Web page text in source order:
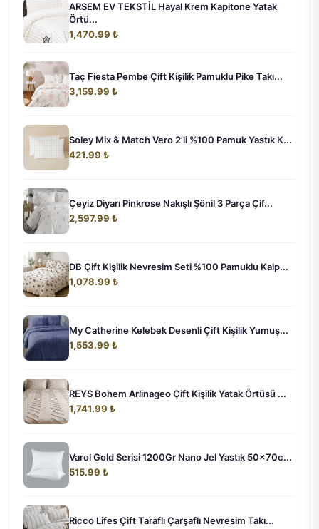
ARSEM EV TEKSTİL Hayal Krem Kapitone Yatak
Örtü...
1,470.99 ₺
Taç Fiesta Pembe Çift Kişilik Pamuklu Pike Takı...
3,159.99 ₺
Soley Mix & Match Vero 2’li %100 Pamuk Yastık K...
421.99 ₺
Çeyiz Diyarı Pinkrose Nakışlı Şönil 3 Parça Çif...
2,597.99 ₺
DB Çift Kişilik Nevresim Seti %100 Pamuklu Kalp...
1,078.99 ₺
My Catherine Kelebek Desenli Çift Kişilik Yumuş...
1,553.99 ₺
REYS Bohem Arlinageo Çift Kişilik Yatak Örtüsü ...
1,741.99 ₺
Varol Gold Serisi 1200Gr Nano Jel Yastık 50x70c...
515.99 ₺
Ricco Lifes Çift Taraflı Çarşaflı Nevresim Takı...